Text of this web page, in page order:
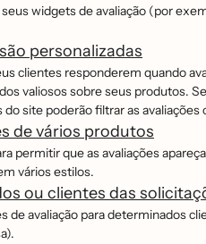
widgets de avaliação (por
personalizadas
clientes responderem quando
valiosos sobre seus produtos.
site poderão filtrar as
de vários produtos
permitir que as avaliações
vários estilos.
ou clientes das
de avaliação para determinados